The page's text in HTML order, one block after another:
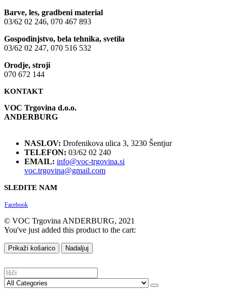
Barve, les, gradbeni material
03/62 02 246, 070 467 893
Gospodinjstvo, bela tehnika, svetila
03/62 02 247, 070 516 532
Orodje, stroji
070 672 144
KONTAKT
VOC Trgovina d.o.o.
ANDERBURG
NASLOV: Drofenikova ulica 3, 3230 Šentjur
TELEFON: 03/62 02 240
EMAIL: info@voc-trgovina.si
voc.trgovina@gmail.com
SLEDITE NAM
Facebook
© VOC Trgovina ANDERBURG, 2021
You've just added this product to the cart:
Prikaži košarico Nadaljuj